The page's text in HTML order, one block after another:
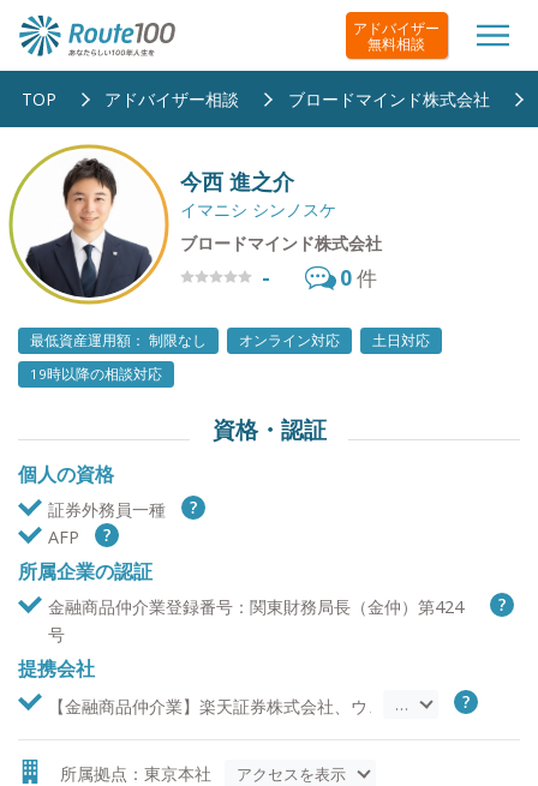
アドバイザー
無料相談
TOP アドバイザー相談 ブロードマインド株式会社
今西 進之介
イマニシ シンノスケ
ブロードマインド株式会社
- 0件
最低資産運用額： 制限なし オンライン対応
土日対応
19時以降の相談対応
資格・認証
個人の資格
証券外務員一種
AFP
所属企業の認証
金融商品仲介業登録番号：関東財務局長（金仲）第424
号
提携会社
【金融商品仲介業】楽天証券株式会社、ウェルスナビ株式会
…
所属拠点：東京本社 アクセスを表示